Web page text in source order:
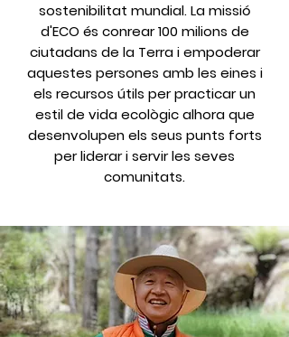
sostenibilitat mundial. La missió
d'ECO és conrear 100 milions de
ciutadans de la Terra i empoderar
aquestes persones amb les eines i
els recursos útils per practicar un
estil de vida ecològic alhora que
desenvolupen els seus punts forts
per liderar i servir les seves
comunitats.